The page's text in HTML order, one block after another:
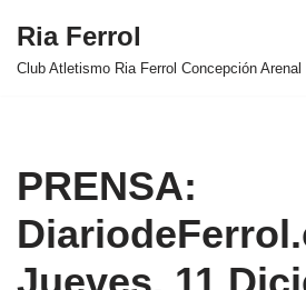
Saltar
Ria Ferrol
Club Atletismo Ria Ferrol Concepción Arenal
PRENSA: